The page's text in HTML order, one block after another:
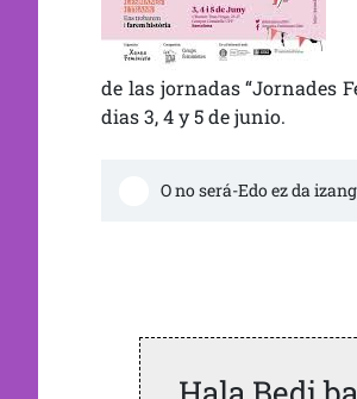
de las jornadas “Jornades
dias 3, 4 y 5 de junio.
O no será-Edo ez da